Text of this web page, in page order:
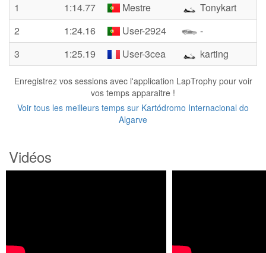
1
1:14.77 Mestre
Tonykart
2
1:24.16 User-2924
-
3
1:25.19 User-3cea karting
Enregistrez vos sessions avec l'application LapTrophy pour voir
vos temps apparaitre !
Voir tous les meilleurs temps sur Kartódromo Internacional do
Algarve
Vidéos